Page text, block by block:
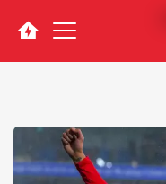
Navigation